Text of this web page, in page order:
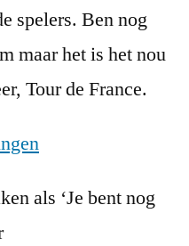
spelers. Ben nog
maar het is het nou
Tour de France.
als ‘Je bent nog